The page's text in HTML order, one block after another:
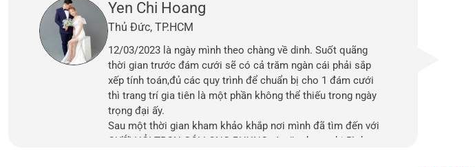
Yen Chi Hoang
Thủ Đức, TP.HCM
12/03/2023 là ngày mình theo chàng về dinh. Suốt quãng
thời gian trước đám cưới sẽ có cả trăm ngàn cái phải sắp
xếp tính toán,đủ các quy trình để chuẩn bị cho 1 đám cưới
thì trang trí gia tiên là một phần không thể thiếu trong ngày
trọng đại ấy.
Sau một thời gian kham khảo khắp nơi mình đã tìm đến với
CƯỚI HỎI TRỌN GÓI LONG PHỤNG và gặp được chị Bình tư